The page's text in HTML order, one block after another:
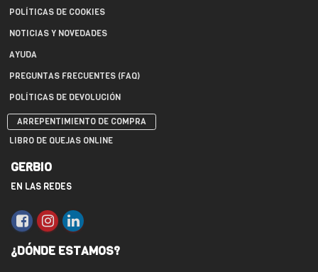
POLÍTICAS DE COOKIES
NOTICIAS Y NOVEDADES
AYUDA
PREGUNTAS FRECUENTES (FAQ)
POLÍTICAS DE DEVOLUCIÓN
ARREPENTIMIENTO DE COMPRA
LIBRO DE QUEJAS ONLINE
GERBIO
EN LAS REDES
¿DÓNDE ESTAMOS?